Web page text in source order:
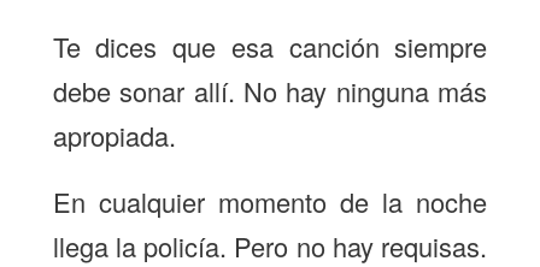
Te dices que esa canción siempre
debe sonar allí. No hay ninguna más
apropiada.
En cualquier momento de la noche
llega la policía. Pero no hay requisas.